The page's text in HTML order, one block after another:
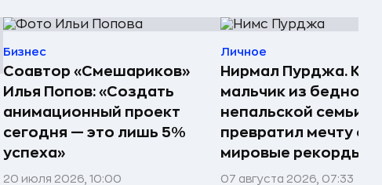
Бизнес
Соавтор «Смешариков»
Илья Попов: «Создать
анимационный проект
сегодня — это лишь 5%
успеха»
20 июля 2026, 10:00
Личное
Нирмал Пурджа. Как
мальчик из бедной
непальской семьи
превратил мечту о
мировые рекорды и
07 августа 2026, 07:33